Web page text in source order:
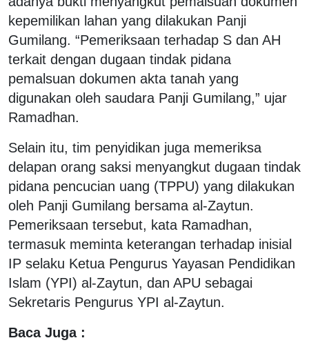
kepemilikan lahan yang dilakukan Panji
Gumilang. “Pemeriksaan terhadap S dan AH
terkait dengan dugaan tindak pidana
pemalsuan dokumen akta tanah yang
digunakan oleh saudara Panji Gumilang,” ujar
Ramadhan.
Selain itu, tim penyidikan juga memeriksa
delapan orang saksi menyangkut dugaan tindak
pidana pencucian uang (TPPU) yang dilakukan
oleh Panji Gumilang bersama al-Zaytun.
Pemeriksaan tersebut, kata Ramadhan,
termasuk meminta keterangan terhadap inisial
IP selaku Ketua Pengurus Yayasan Pendidikan
Islam (YPI) al-Zaytun, dan APU sebagai
Sekretaris Pengurus YPI al-Zaytun.
Baca Juga :